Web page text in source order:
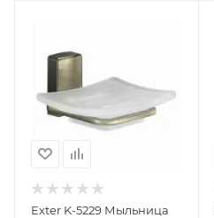
Exter K-5229 Мыльница